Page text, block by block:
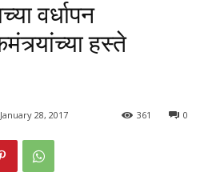
वर्धापन
हस्ते
January 28, 2017 0
361